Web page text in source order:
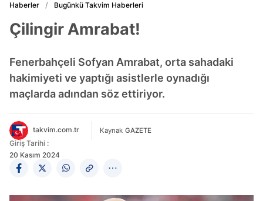
Haberler Bugünkü Takvim Haberleri
Çilingir Amrabat!
Fenerbahçeli Sofyan Amrabat, orta sahadaki
hakimiyeti ve yaptığı asistlerle oynadığı
maçlarda adından söz ettiriyor.
takvim.com.tr Kaynak GAZETE
Giriş Tarihi :
20 Kasım 2024